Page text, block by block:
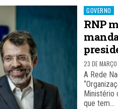
Posted
in
GOVERNO
RNP
23 DE
A Rede
Ministério
que tem…